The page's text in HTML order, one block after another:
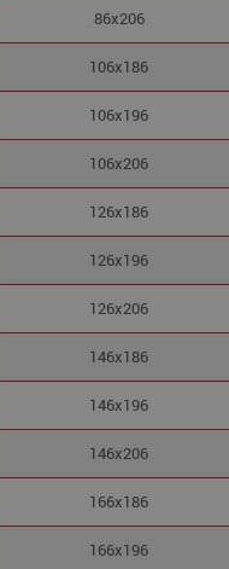
86x206
106x186
106x196
106x206
126x186
126x196
126x206
146x186
146x196
146x206
166x186
166x196